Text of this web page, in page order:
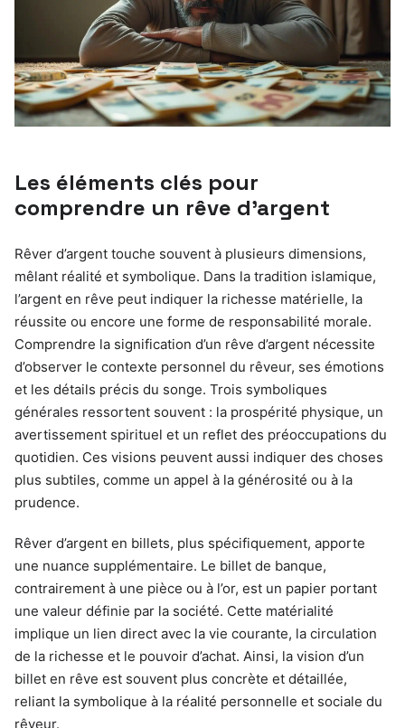
Les éléments clés pour
comprendre un rêve d’argent
Rêver d’argent touche souvent à plusieurs dimensions,
mêlant réalité et symbolique. Dans la tradition islamique,
l’argent en rêve peut indiquer la richesse matérielle, la
réussite ou encore une forme de responsabilité morale.
Comprendre la signification d’un rêve d’argent nécessite
d’observer le contexte personnel du rêveur, ses émotions
et les détails précis du songe. Trois symboliques
générales ressortent souvent : la prospérité physique, un
avertissement spirituel et un reflet des préoccupations du
quotidien. Ces visions peuvent aussi indiquer des choses
plus subtiles, comme un appel à la générosité ou à la
prudence.
Rêver d’argent en billets, plus spécifiquement, apporte
une nuance supplémentaire. Le billet de banque,
contrairement à une pièce ou à l’or, est un papier portant
une valeur définie par la société. Cette matérialité
implique un lien direct avec la vie courante, la circulation
de la richesse et le pouvoir d’achat. Ainsi, la vision d’un
billet en rêve est souvent plus concrète et détaillée,
reliant la symbolique à la réalité personnelle et sociale du
rêveur.